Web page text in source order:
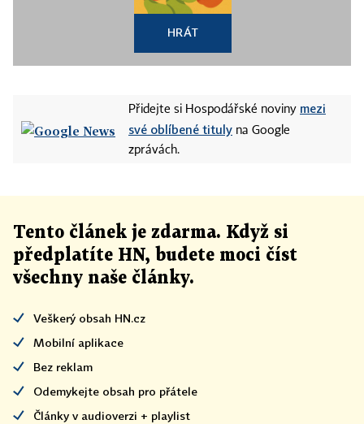
HRÁT
Přidejte si Hospodářské noviny mezi
své oblíbené tituly na Google
zprávách.
Tento článek je zdarma. Když si
předplatíte HN, budete moci číst
všechny naše články.
Veškerý obsah HN.cz
Mobilní aplikace
Bez reklam
Odemykejte obsah pro přátele
Články v audioverzi + playlist